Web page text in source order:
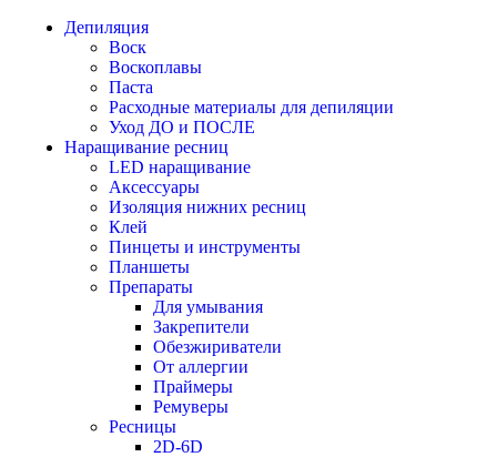
Депиляция
Воск
Воскоплавы
Паста
Расходные материалы для депиляции
Уход ДО и ПОСЛЕ
Наращивание ресниц
LED наращивание
Аксессуары
Изоляция нижних ресниц
Клей
Пинцеты и инструменты
Планшеты
Препараты
Для умывания
Закрепители
Обезжириватели
От аллергии
Праймеры
Ремуверы
Ресницы
2D-6D